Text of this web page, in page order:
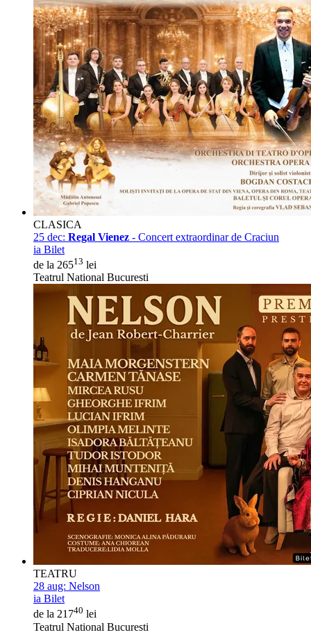
CLASICA
25 dec: Regal Vienez - Concert extraordinar de Craciun
ia Bilet
de la 26513 lei
Teatrul National Bucuresti
TEATRU
28 aug: Nelson
ia Bilet
de la 21740 lei
Teatrul National Bucuresti